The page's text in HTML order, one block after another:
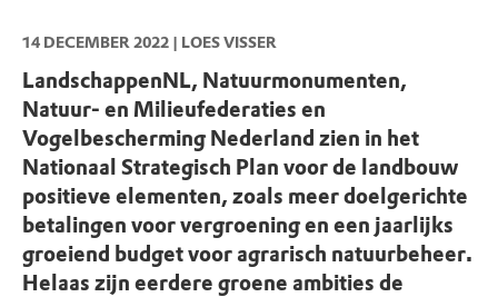
14 DECEMBER 2022 | LOES VISSER
LandschappenNL, Natuurmonumenten,
Natuur- en Milieufederaties en
Vogelbescherming Nederland zien in het
Nationaal Strategisch Plan voor de landbouw
positieve elementen, zoals meer doelgerichte
betalingen voor vergroening en een jaarlijks
groeiend budget voor agrarisch natuurbeheer.
Helaas zijn eerdere groene ambities de